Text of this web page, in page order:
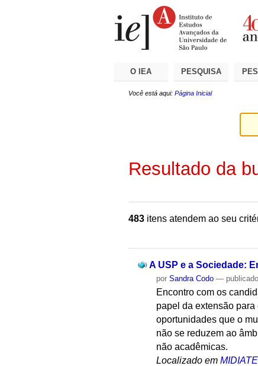
O IEA PESQUISA
Você está aqui: Página Inicial
Resultado da
483 itens atendem ao seu
A USP e a Sociedade:
porSandra Codo — publicado
Encontro com os
papel da extensão
oportunidades que o
não se reduzem ao
não acadêmicas.
Localizado em